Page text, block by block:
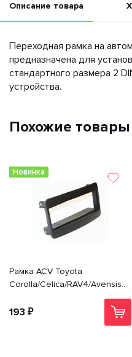
Описание товара
Переходная рамка на
предназначена для
стандартного размера 2
устройства.
Похожие товары
Новинка
Рамка ACV Toyota
Corolla/Celica/RAV4/Avensis (-
193 ₽